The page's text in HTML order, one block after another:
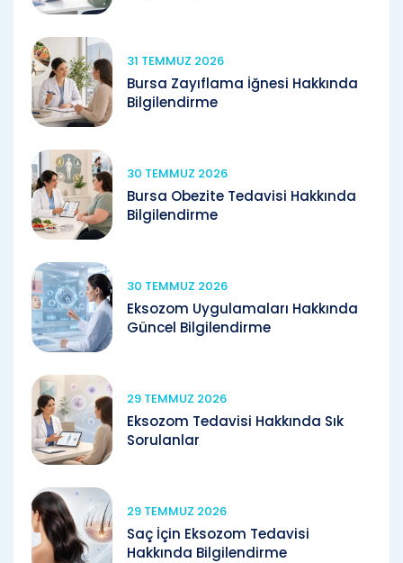
31 TEMMUZ 2026
Bursa Zayıflama İğnesi Hakkında
Bilgilendirme
30 TEMMUZ 2026
Bursa Obezite Tedavisi Hakkında
Bilgilendirme
30 TEMMUZ 2026
Eksozom Uygulamaları Hakkında
Güncel Bilgilendirme
29 TEMMUZ 2026
Eksozom Tedavisi Hakkında Sık
Sorulanlar
29 TEMMUZ 2026
Saç İçin Eksozom Tedavisi
Hakkında Bilgilendirme